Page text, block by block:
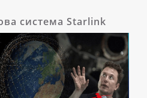
система Starlink